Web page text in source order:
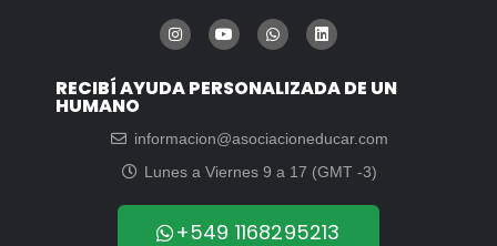
RECIBÍ AYUDA PERSONALIZADA DE UN
HUMANO
informacion@asociacioneducar.com
Lunes a Viernes 9 a 17 (GMT -3)
+549 1168295213